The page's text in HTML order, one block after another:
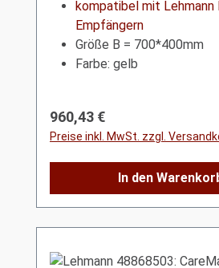
kompatibel mit Lehmann
Empfängern
Größe B = 700*400mm
Farbe: gelb
Regulärer Preis:
960,43 €
Preise inkl. MwSt. zzgl.
In den